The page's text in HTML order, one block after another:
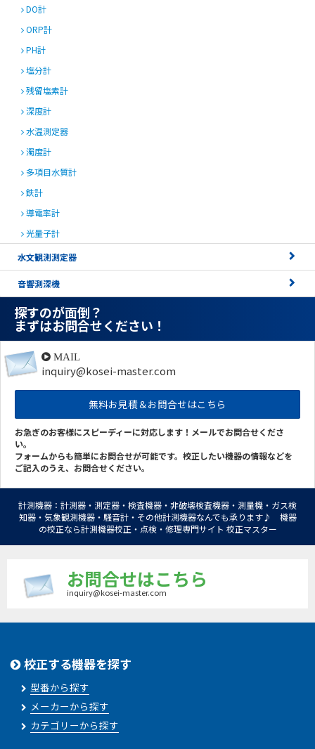
DO計
ORP計
PH計
塩分計
残留塩素計
深度計
水温測定器
濁度計
多項目水質計
鉄計
導電率計
光量子計
水文観測測定器
音響測深機
探すのが面倒？
まずはお問合せください！
MAIL
inquiry@kosei-master.com
無料お見積＆お問合せはこちら
お急ぎのお客様にスピーディーに対応します！メールでお問合せくださ
い。
フォームからも簡単にお問合せが可能です。校正したい機器の情報などを
ご記入のうえ、お問合せください。
計測機器：計測器・測定器・検査機器・非破壊検査機器・測量機・ガス検
知器・気象観測機器・騒音計・その他計測機器なんでも承ります♪ 機器
の校正なら計測機器校正・点検・修理専門サイト 校正マスター
お問合せはこちら
inquiry@kosei-master.com
校正する機器を探す
型番から探す
メーカーから探す
カテゴリーから探す